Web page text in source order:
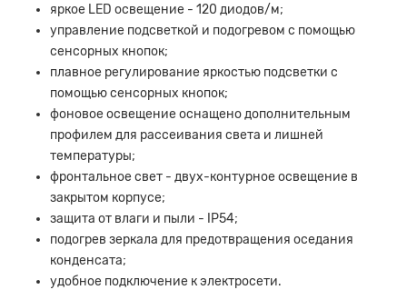
яркое LED освещение - 120 диодов/м;
управление подсветкой и подогревом с помощью
сенсорных кнопок;
плавное регулирование яркостью подсветки с
помощью сенсорных кнопок;
фоновое освещение оснащено дополнительным
профилем для рассеивания света и лишней
температуры;
фронтальное свет - двух-контурное освещение в
закрытом корпусе;
защита от влаги и пыли - IP54;
подогрев зеркала для предотвращения оседания
конденсата;
удобное подключение к электросети.